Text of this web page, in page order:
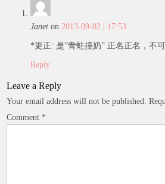
Janet on2013-09-02 | 17:53
*更正: 是”青蛙撞奶” 正名正名，不
Reply
Leave a Reply
Your email address will not be published.
Comment *